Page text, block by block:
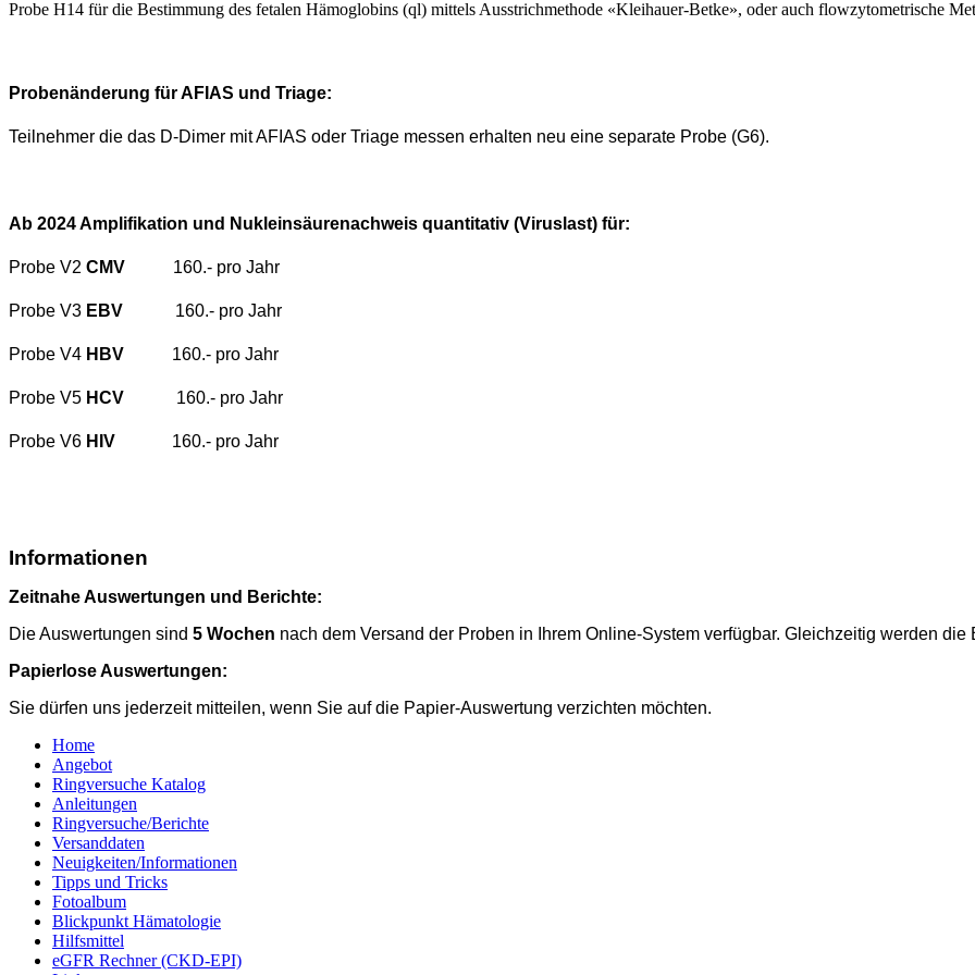
Probe H14 für die Bestimmung des fetalen Hämoglobins (ql) mittels Ausstrichmethode «Kleihauer-Betke», oder auch flowzytometrische
Probenänderung für AFIAS und Triage:
Teilnehmer die das D-Dimer mit AFIAS oder Triage messen erhalten neu eine separate Probe (G6).
Ab 2024 Amplifikation und Nukleinsäurenachweis quantitativ (Viruslast) für:
Probe V2 CMV 160.- pro Jahr
Probe V3 EBV 160.- pro Jahr
Probe V4 HBV 160.- pro Jahr
Probe V5 HCV 160.- pro Jahr
Probe V6 HIV 160.- pro Jahr
Informationen
Zeitnahe Auswertungen und Berichte:
Die Auswertungen sind 5 Wochen nach dem Versand der Proben in Ihrem Online-System verfügbar. Gleichzeitig werden
Papierlose Auswertungen:
Sie dürfen uns jederzeit mitteilen, wenn Sie auf die Papier-Auswertung verzichten möchten.
Home
Angebot
Ringversuche Katalog
Anleitungen
Ringversuche/Berichte
Versanddaten
Neuigkeiten/Informationen
Tipps und Tricks
Fotoalbum
Blickpunkt Hämatologie
Hilfsmittel
eGFR Rechner (CKD-EPI)